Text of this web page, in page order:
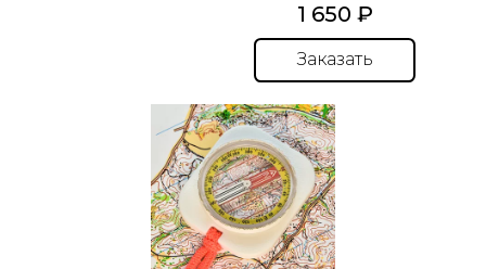
1 650 ₽
Заказать